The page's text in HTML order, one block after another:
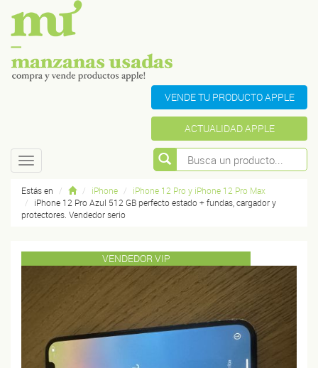
VENDE TU PRODUCTO APPLE
ACTUALIDAD APPLE
Toggle
navigation
Estás en iPhone
iPhone 12 Pro y iPhone 12 Pro Max
iPhone 12 Pro Azul 512 GB perfecto estado + fundas, cargador y
protectores. Vendedor serio
VENDEDOR VIP